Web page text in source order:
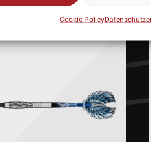
Cookie Policy